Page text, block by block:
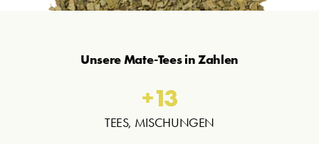
Unsere Mate-Tees in Zahlen
TEES, MISCHUNGEN
+13